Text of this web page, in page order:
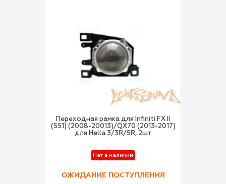
Переходная рамка для Infiniti FX II
(S51) (2008-20013)/QX70 (2013-2017)
для Hella 3/3R/5R, 2шт
Нет в наличии
ОЖИДАНИЕ ПОСТУПЛЕНИЯ